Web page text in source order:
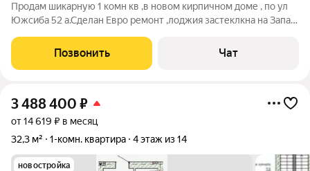
Продам шикарную 1 комн кв ,в новом кирпичном доме , по ул
Южсиба 52 а.Сделан Евро ремонт ,лоджия застеклкна на Запад
,быт техника новая остаётся ,телевизор Смарт ТВ-55 диагональ
в подарок ,торг
Позвонить Чат
3 488 400 ₽
от 14 619 ₽ в месяц
32,3 м²
1-комн. квартира 4 этаж из 14
новостройка